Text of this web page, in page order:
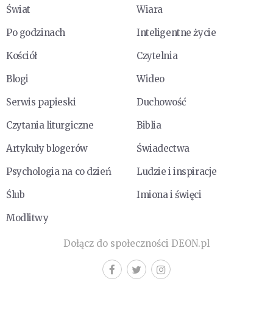
Świat
Wiara
Po godzinach
Inteligentne życie
Kościół
Czytelnia
Blogi
Wideo
Serwis papieski
Duchowość
Czytania liturgiczne
Biblia
Artykuły blogerów
Świadectwa
Psychologia na co dzień
Ludzie i inspiracje
Ślub
Imiona i święci
Modlitwy
Dołącz do społeczności DEON.pl